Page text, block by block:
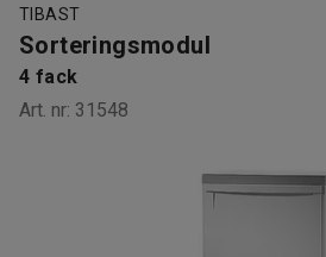
TIBAST
Sorteringsmodul
4 fack
Art. nr: 31548